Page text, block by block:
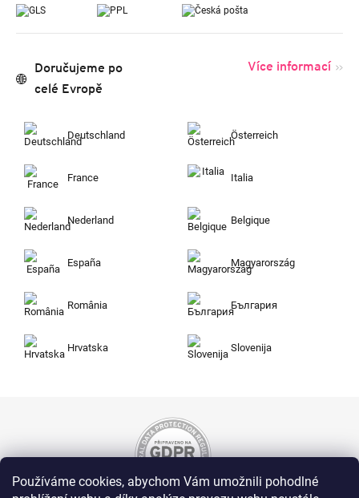
Používáme cookies, abychom Vám umožnili pohodlné
Doručujeme po
celé Evropě
Více informací
Deutschland Österreich
France Italia
Nederland Belgique
España Magyarország
România България
Hrvatska Slovenija